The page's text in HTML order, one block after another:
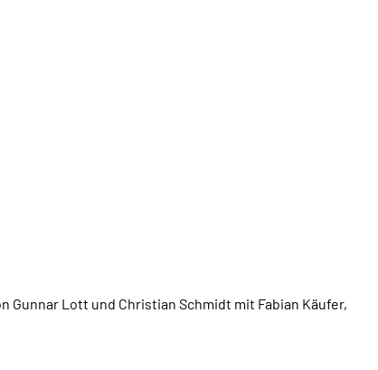
Gunnar Lott und Christian Schmidt mit Fabian Käufer,